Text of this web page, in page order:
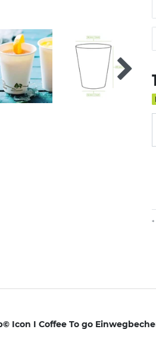
*
Icon I Coffee To go